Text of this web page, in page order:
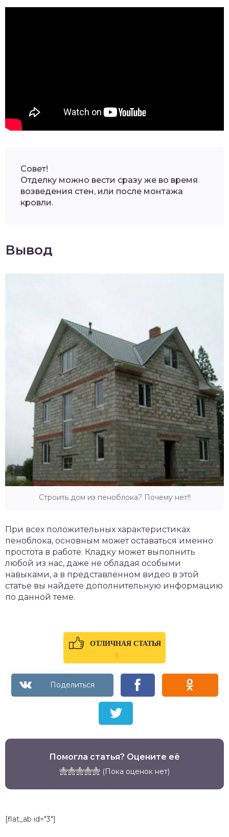
Совет!
Отделку можно вести сразу же во время
возведения стен, или после монтажа
кровли.
Вывод
Строить дом из пеноблока? Почему нет!!
При всех положительных характеристиках
пеноблока, основным может оставаться именно
простота в работе. Кладку может выполнить
любой из нас, даже не обладая особыми
навыками, а в представленном видео в этой
статье вы найдете дополнительную информацию
по данной теме.
ОТЛИЧНАЯ СТАТЬЯ
0
Помогла статья? Оцените её
(Пока оценок нет)
[flat_ab id="3"]